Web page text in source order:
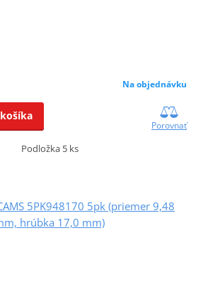
Na objednávku
Porovnať
Podložka 5 ks
5PK948170 5pk (priemer 9,48
hrúbka 17,0 mm)